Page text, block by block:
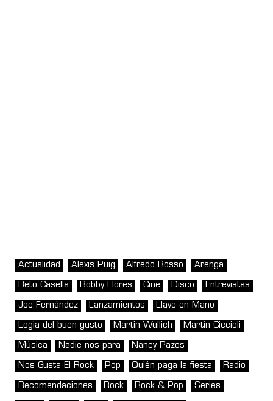
Actualidad Alexis Puig Alfredo Rosso Arenga
Beto Casella Bobby Flores Cine Disco Entrevistas
Joe Fernández Lanzamientos Llave en Mano
Logia del buen gusto Martin Wullich Martín Ciccioli
Música Nadie nos para Nancy Pazos
Nos Gusta El Rock Pop Quién paga la fiesta Radio
Recomendaciones Rock Rock & Pop Series